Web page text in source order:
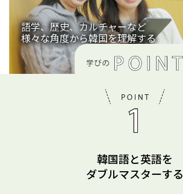
語学、歴史、カルチャーなど
様々な角度から韓国を理解する
韓国語と英語を
ダブルマスターする